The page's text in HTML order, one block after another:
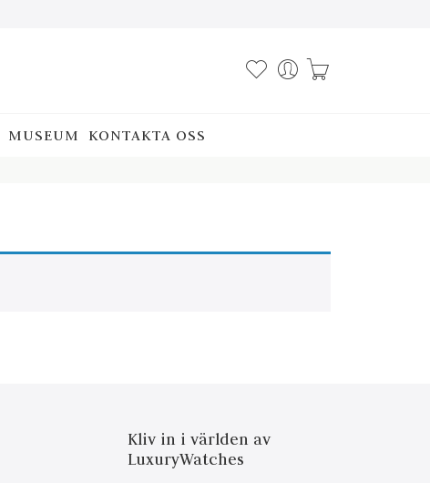
MUSEUM KONTAKTA OSS
Kliv in i världen av
LuxuryWatches